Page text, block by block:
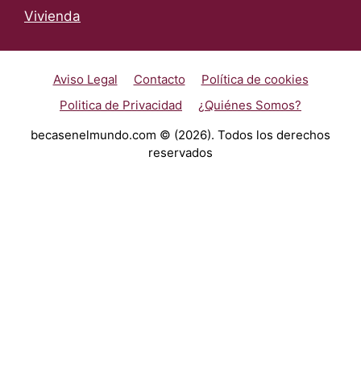
Vivienda
Aviso Legal Contacto
Política de cookies
Politica de Privacidad
¿Quiénes Somos?
becasenelmundo.com © (2026). Todos los derechos
reservados